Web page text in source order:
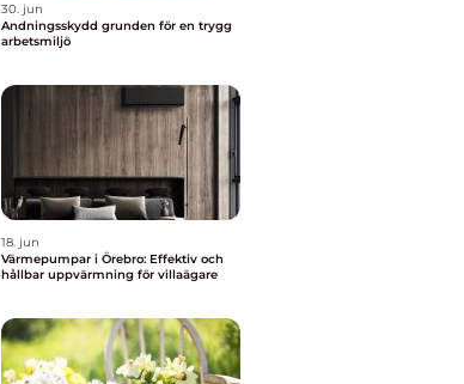
30. jun
Andningsskydd grunden för en trygg
arbetsmiljö
18. jun
Värmepumpar i Örebro: Effektiv och
hållbar uppvärmning för villaägare